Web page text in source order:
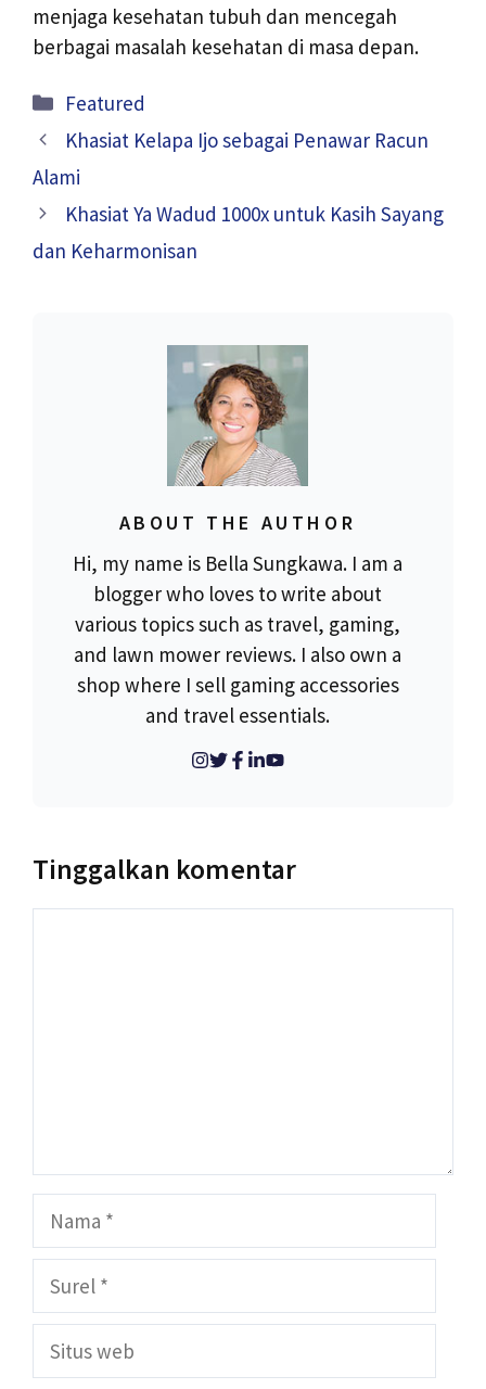
menjaga kesehatan tubuh dan mencegah
berbagai masalah kesehatan di masa depan.
Kategori
Featured
Khasiat Kelapa Ijo sebagai Penawar Racun
Alami
Khasiat Ya Wadud 1000x untuk Kasih Sayang
dan Keharmonisan
ABOUT THE AUTHOR
Hi, my name is Bella Sungkawa. I am a
blogger who loves to write about
various topics such as travel, gaming,
and lawn mower reviews. I also own a
shop where I sell gaming accessories
and travel essentials.
Tinggalkan komentar
Nama
Surel
Situs